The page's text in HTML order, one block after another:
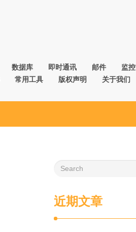
数据库 即时通讯 邮件 监控
常用工具 版权声明 关于我们
近期文章